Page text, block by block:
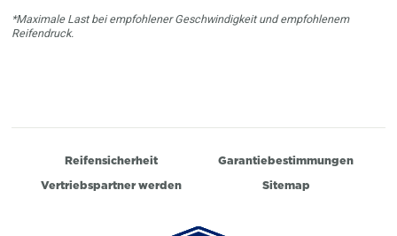
*Maximale Last bei empfohlener Geschwindigkeit und empfohlenem
Reifendruck.
Reifensicherheit
Garantiebestimmungen
Vertriebspartner werden
Sitemap